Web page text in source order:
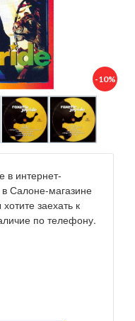
-10%
в интернет-
в Салоне-магазине
заехать к
по телефону.